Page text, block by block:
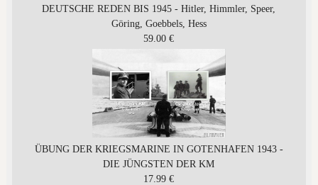
DEUTSCHE REDEN BIS 1945 - Hitler, Himmler, Speer,
Göring, Goebbels, Hess
59.00 €
ÜBUNG DER KRIEGSMARINE IN GOTENHAFEN 1943 -
DIE JÜNGSTEN DER KM
17.99 €